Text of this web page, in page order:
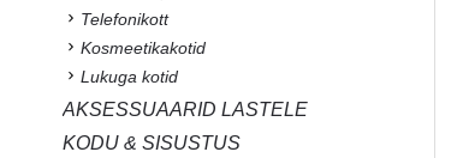
Telefonikott
Kosmeetikakotid
Lukuga kotid
AKSESSUAARID LASTELE
KODU & SISUSTUS